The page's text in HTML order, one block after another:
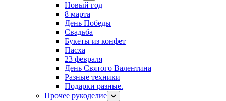
Новый год
8 марта
День Победы
Свадьба
Букеты из конфет
Пасха
23 февраля
День Святого Валентина
Разные техники
Подарки разные.
Прочее рукоделие